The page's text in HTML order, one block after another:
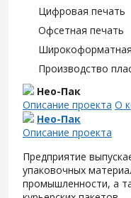
Цифровая печать
Офсетная печать
Производство
Нео-Пак
Описание проекта О
Нео-Пак
Описание проекта
Предприятие
упаковочных
промышленности, а